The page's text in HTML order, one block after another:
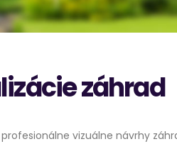
záhrad
profesionálne vizuálne návrhy